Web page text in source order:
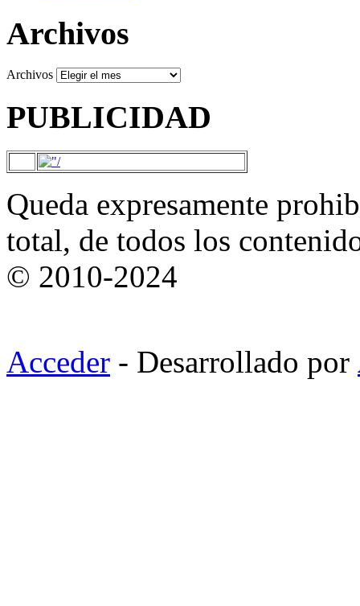
Archivos
Archivos
PUBLICIDAD
Queda expresamente
total, de todos los
© 2010-2024
Acceder - Desarrollado por